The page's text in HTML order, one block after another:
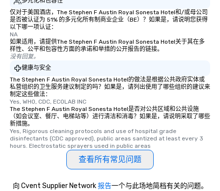
仅对于美国酒店，The Stephen F Austin Royal Sonesta Hotel和/或母公司
是否被认证为 51% 的多元化所有制商业企业（BE）？如果是，请说明您获得
以下哪一项认证：
NA
如果适用，请提供The Stephen F Austin Royal Sonesta Hotel关于其在多
样性、公平和包容性方面的承诺和举措的公开报告的链接。
没有回复。
健康与安全
The Stephen F Austin Royal Sonesta Hotel的做法是根据公共政府实体或
私营组织的卫生服务建议制定的吗？如果是，请列出使用了哪些组织的建议来
制定这些做法：
Yes, WHO, CDC, ECOLAB INC
The Stephen F Austin Royal Sonesta Hotel是否对公共区域和公共设施
（如会议室、餐厅、电梯站等）进行清洁和消毒？如果是，请说明采取了哪些
新措施。
Yes, Rigorous cleaning protocols and use of hospital grade
disinfectants (CDC approved), public areas santized at least every 3
hours. Electrostatic sprayers used in public areas
查看所有常见问题
向 Cvent Supplier Network报告一个与此场地简档有关的问题。